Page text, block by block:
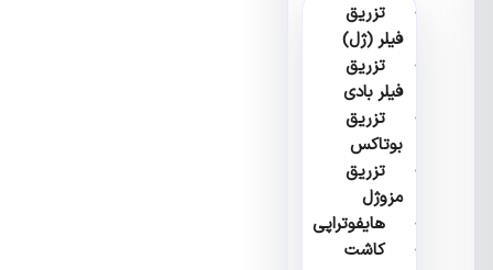
تزریق
فیلر (ژل)
تزریق
فیلر بادی
تزریق
بوتاکس
تزریق
مزوژل
هایفوتراپی
کاشت